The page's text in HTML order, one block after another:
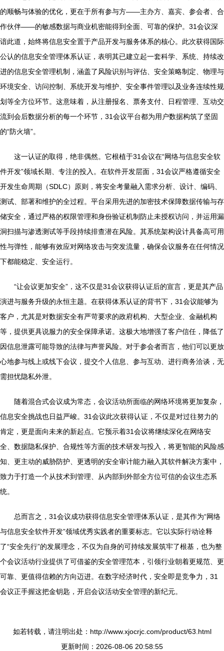
的顺畅与体验的优化，更在于所有参与方——主办方、嘉宾、参会者、合
作伙伴——的敏感数据与商业机密能得到全面、可靠的保护。31会议深
谙此道，始终将信息安全置于产品开发与服务体系的核心。此次获得国际
公认的信息安全管理体系认证，表明其已建立起一套科学、系统、持续改
进的信息安全管理机制，涵盖了风险识别与评估、安全策略制定、物理与
环境安全、访问控制、系统开发与维护、安全事件管理以及业务连续性规
划等全方位环节。这意味着，从注册报名、票务支付、日程管理、互动交
流到会后数据分析的每一个环节，31会议平台都为用户数据构筑了坚固
的“防火墙”。
这一认证的取得，绝非偶然。它根植于31会议在“网络与信息安全软
件开发”领域长期、专注的投入。在软件开发层面，31会议严格遵循安全
开发生命周期（SDLC）原则，将安全考量融入需求分析、设计、编码、
测试、部署和维护的全过程。平台采用先进的加密技术保障数据传输与存
储安全，通过严格的权限管理和身份验证机制防止未授权访问，并运用漏
洞扫描与渗透测试等手段持续排查潜在风险。其系统架构设计具备高可用
性与弹性，能够有效应对网络攻击与突发流量，确保会议服务在任何情况
下都能稳定、安全运行。
“让会议更加安全”，这不仅是31会议获得认证后的宣言，更是其产品
演进与服务升级的永恒主题。在获得体系认证的背书下，31会议能够为
客户，尤其是对数据安全有严苛要求的政府机构、大型企业、金融机构
等，提供更具说服力的安全保障承诺。这极大地增强了客户信任，降低了
因信息泄露可能导致的法律与声誉风险。对于参会者而言，他们可以更放
心地参与线上或线下会议，提交个人信息、参与互动、进行商务洽谈，无
需担忧隐私外泄。
随着混合式会议成为常态，会议活动所面临的网络环境将更加复杂，
信息安全挑战也日益严峻。31会议此次获得认证，不仅是对过往努力的
肯定，更是面向未来的新起点。它预示着31会议将继续深化在网络安
全、数据隐私保护、合规性等方面的技术研发与投入，将更智能的风险感
知、更主动的威胁防护、更透明的安全审计能力融入其软件解决方案中，
致力于打造一个从技术到管理、从内部到外部全方位可信的会议生态系
统。
总而言之，31会议成功获得信息安全管理体系认证，是其作为“网络
与信息安全软件开发”领域优秀实践者的重要标志。它以实际行动诠释
了“安全先行”的发展理念，不仅为自身的可持续发展筑牢了根基，也为整
个会议活动行业提供了可借鉴的安全管理范本，引领行业朝着更规范、更
可靠、更值得信赖的方向迈进。在数字经济时代，安全即是竞争力，31
会议正手握这把金钥匙，开启会议活动安全管理的新纪元。
如若转载，请注明出处：http://www.xjocrjc.com/product/63.html
更新时间：2026-08-06 20:58:55